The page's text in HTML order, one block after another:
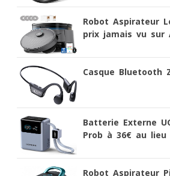
Robot Aspirateur
prix jamais vu sur
Casque Bluetooth
Batterie Externe
Prob à 36€ au lieu
Robot Aspirateur